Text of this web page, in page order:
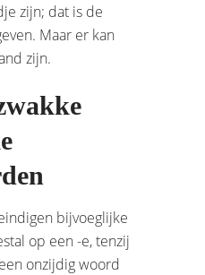
zijn; dat is de
Maar er kan
zijn.
bijvoeglijke
op een -e, tenzij
onzijdig woord